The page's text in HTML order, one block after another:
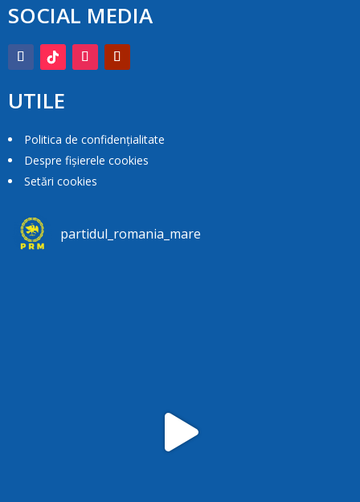
SOCIAL MEDIA
UTILE
Politica de confidențialitate
Despre fișierele cookies
Setări cookies
partidul_romania_mare